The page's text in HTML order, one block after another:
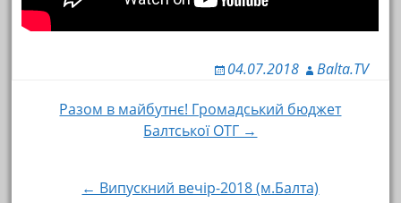
04.07.2018 Balta.TV
Навигация по записям
Разом в майбутнє! Громадський бюджет
Балтської ОТГ →
← Випускний вечір-2018 (м.Балта)